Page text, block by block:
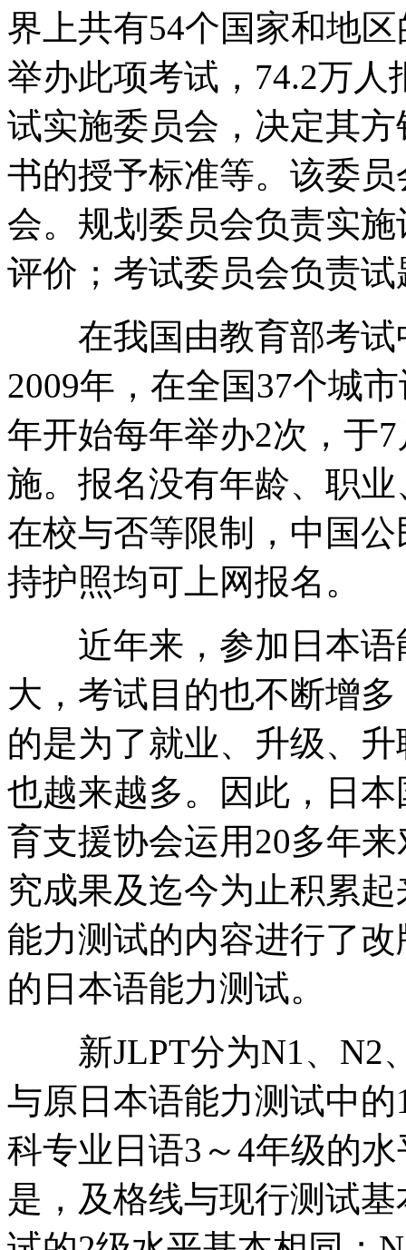
界上共有54个国家和地
举办此项考试，74.2万
试实施委员会，决定其
书的授予标准等。该委
会。规划委员会负责实
评价；考试委员会负责
在我国由教育部考试
2009年，在全国37个城
年开始每年举办2次，于
施。报名没有年龄、职
在校与否等限制，中国
持护照均可上网报名。
近年来，参加日本语
大，考试目的也不断增
的是为了就业、升级、
也越来越多。因此，日
育支援协会运用20多年
究成果及迄今为止积累
能力测试的内容进行了
的日本语能力测试。
新JLPT分为N1、N2
与原日本语能力测试中
科专业日语3～4年级的
是，及格线与现行测试